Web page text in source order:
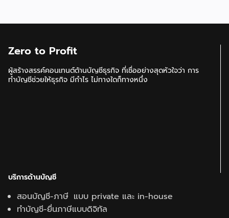
Zero to Profit
ผู้สร้างสรรค์คอนเทนต์ด้านบัญชีธุรกิจ ที่เชื่ออย่างสุดหัวใจว่า การ
ทำบัญชีช่วยให้ธุรกิจ มีกำไร ไม่ทางใดก็ทางหนึ่ง
บริการด้านบัญชี
สอนบัญชี-ภาษี แบบ private และ in-house
ทำบัญชี-ยื่นภาษีแบบดิจิทัล